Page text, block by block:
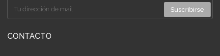
Suscribirse
CONTACTO